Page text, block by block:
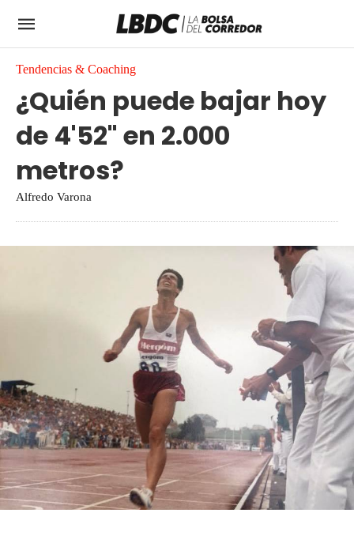
Tendencias & Coaching
¿Quién puede bajar hoy
de 4'52" en 2.000
metros?
Alfredo Varona